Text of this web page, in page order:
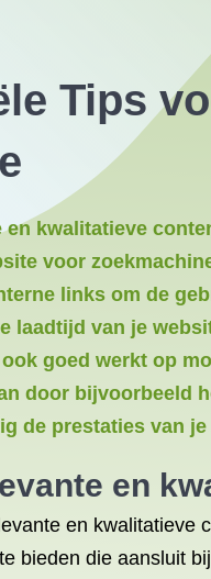
Tips
kwalitatieve
voor
links om de
laadtijd van je
goed werkt op
door bijvoorbeeld
de prestaties van
en
en kwalitatieve
bieden die aansluit